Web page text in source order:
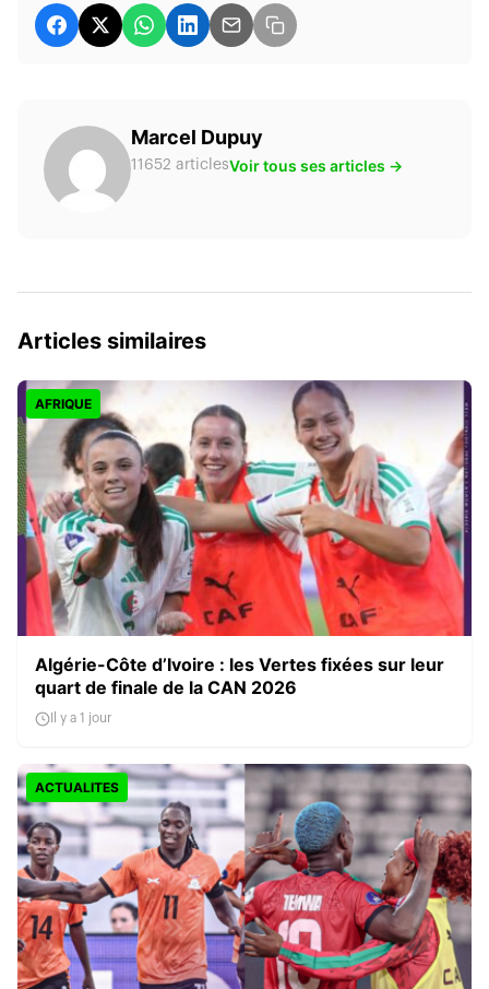
Marcel Dupuy
11652 articlesVoir tous ses articles →
Articles similaires
AFRIQUE
Algérie-Côte d’Ivoire : les Vertes fixées sur leur
quart de finale de la CAN 2026
Il y a 1 jour
ACTUALITES